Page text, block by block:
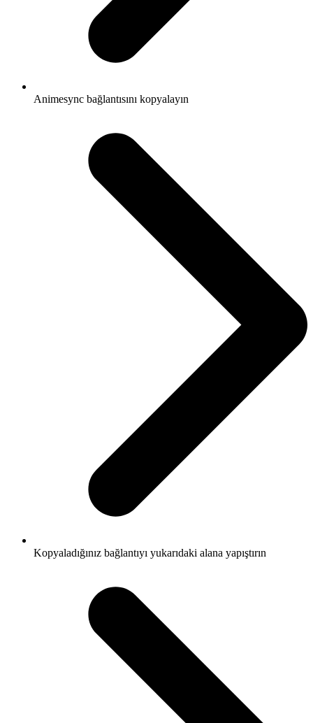
Animesync bağlantısını kopyalayın
Kopyaladığınız bağlantıyı yukarıdaki alana yapıştırın